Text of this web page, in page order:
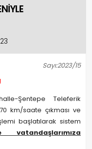
Sayı:2023/15
Şentepe Teleferik
km/saate çıkması ve
başlatılarak sistem